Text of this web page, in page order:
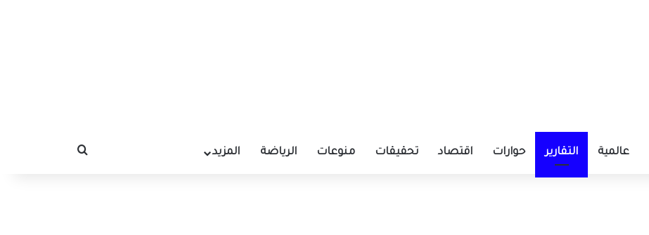
عالمية التقارير حوارات اقتصاد تحقيقات منوعات الرياضة المزيد بحث عن